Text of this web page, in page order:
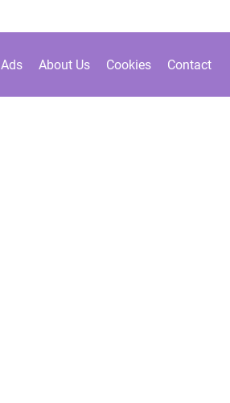
Ads About Us Cookies Contact